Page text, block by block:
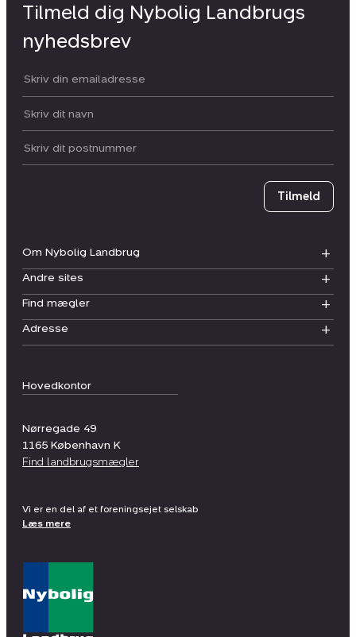
Hovedkontor
Nørregade 49
1165 København K
Find landbrugsmægler
Om Nybolig Landbrug
Andre sites
Find mægler
Adresse
Tilmeld dig Nybolig Landbrugs
nyhedsbrev
Din email:
Dit navn:
Postnummer
Tilmeld
Vi er en del af et foreningsejet selskab
Læs mere